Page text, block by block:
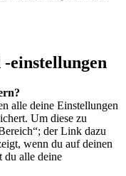
einstellungen
alle deine Einstellungen
Um diese zu
der Link dazu
wenn du auf deinen
du alle deine